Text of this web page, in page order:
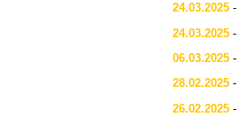
24.03.2025 -
24.03.2025 -
06.03.2025 -
28.02.2025 -
26.02.2025 -